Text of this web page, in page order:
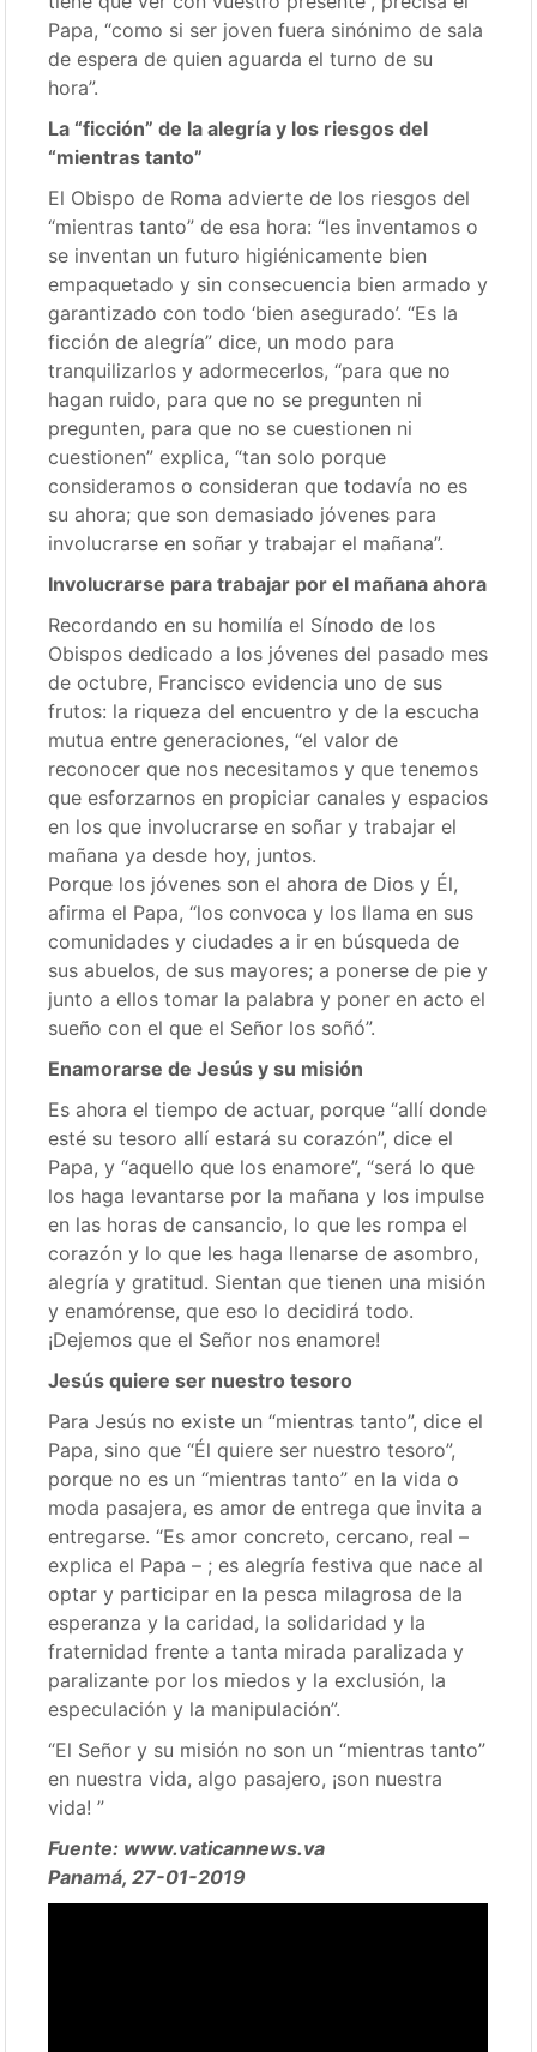
Papa, “como si ser joven fuera sinónimo de sala
de espera de quien aguarda el turno de su
hora”.
La “ficción” de la alegría y los riesgos del
“mientras tanto”
El Obispo de Roma advierte de los riesgos del
“mientras tanto” de esa hora: “les inventamos o
se inventan un futuro higiénicamente bien
empaquetado y sin consecuencia bien armado y
garantizado con todo ‘bien asegurado’. “Es la
ficción de alegría” dice, un modo para
tranquilizarlos y adormecerlos, “para que no
hagan ruido, para que no se pregunten ni
pregunten, para que no se cuestionen ni
cuestionen” explica, “tan solo porque
consideramos o consideran que todavía no es
su ahora; que son demasiado jóvenes para
involucrarse en soñar y trabajar el mañana”.
Involucrarse para trabajar por el mañana ahora
Recordando en su homilía el Sínodo de los
Obispos dedicado a los jóvenes del pasado mes
de octubre, Francisco evidencia uno de sus
frutos: la riqueza del encuentro y de la escucha
mutua entre generaciones, “el valor de
reconocer que nos necesitamos y que tenemos
que esforzarnos en propiciar canales y espacios
en los que involucrarse en soñar y trabajar el
mañana ya desde hoy, juntos.
Porque los jóvenes son el ahora de Dios y Él,
afirma el Papa, “los convoca y los llama en sus
comunidades y ciudades a ir en búsqueda de
sus abuelos, de sus mayores; a ponerse de pie y
junto a ellos tomar la palabra y poner en acto el
sueño con el que el Señor los soñó”.
Enamorarse de Jesús y su misión
Es ahora el tiempo de actuar, porque “allí donde
esté su tesoro allí estará su corazón”, dice el
Papa, y “aquello que los enamore”, “será lo que
los haga levantarse por la mañana y los impulse
en las horas de cansancio, lo que les rompa el
corazón y lo que les haga llenarse de asombro,
alegría y gratitud. Sientan que tienen una misión
y enamórense, que eso lo decidirá todo.
¡Dejemos que el Señor nos enamore!
Jesús quiere ser nuestro tesoro
Para Jesús no existe un “mientras tanto”, dice el
Papa, sino que “Él quiere ser nuestro tesoro”,
porque no es un “mientras tanto” en la vida o
moda pasajera, es amor de entrega que invita a
entregarse. “Es amor concreto, cercano, real –
explica el Papa – ; es alegría festiva que nace al
optar y participar en la pesca milagrosa de la
esperanza y la caridad, la solidaridad y la
fraternidad frente a tanta mirada paralizada y
paralizante por los miedos y la exclusión, la
especulación y la manipulación”.
“El Señor y su misión no son un “mientras tanto”
en nuestra vida, algo pasajero, ¡son nuestra
vida! ”
Fuente: www.vaticannews.va
Panamá, 27-01-2019